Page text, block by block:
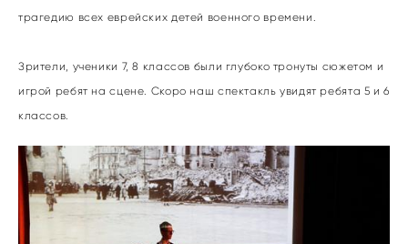
трагедию всех еврейских детей военного времени.
Зрители, ученики 7, 8 классов были глубоко тронуты сюжетом и
игрой ребят на сцене. Скоро наш спектакль увидят ребята 5 и 6
классов.